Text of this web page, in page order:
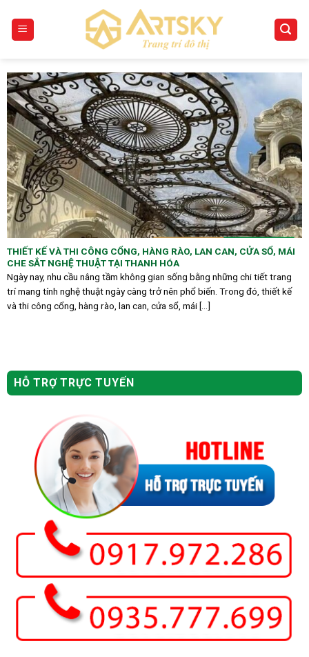
content
THIẾT KẾ VÀ THI CÔNG CỔNG, HÀNG RÀO, LAN CAN, CỬA SỔ, MÁI
CHE SẮT NGHỆ THUẬT TẠI THANH HÓA
Ngày nay, nhu cầu nâng tầm không gian sống bằng những chi tiết trang
trí mang tính nghệ thuật ngày càng trở nên phổ biến. Trong đó, thiết kế
và thi công cổng, hàng rào, lan can, cửa sổ, mái [...]
HỖ TRỢ TRỰC TUYẾN